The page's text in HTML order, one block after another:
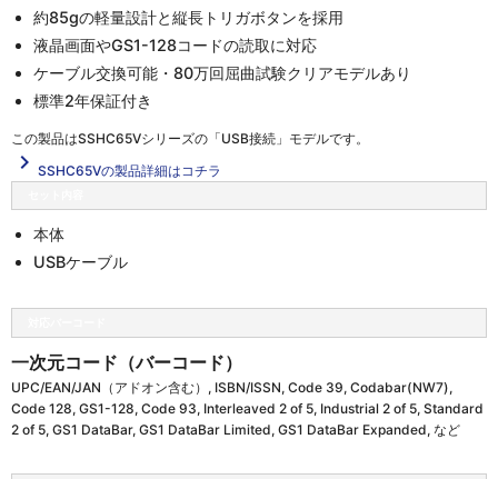
約85gの軽量設計と縦長トリガボタンを採用
液晶画面やGS1-128コードの読取に対応
ケーブル交換可能・80万回屈曲試験クリアモデルあり
標準2年保証付き
この製品はSSHC65Vシリーズの「USB接続」 モデルです。
navigate_next SSHC65Vの製品詳細はコチラ
本体
USBケーブル
一次元コード（バーコード）
UPC/EAN/JAN（アドオン含む）, ISBN/ISSN, Code 39, Codabar(NW7),
Code 128, GS1-128, Code 93, Interleaved 2 of 5, Industrial 2 of 5, Standard
2 of 5, GS1 DataBar, GS1 DataBar Limited, GS1 DataBar Expanded, など